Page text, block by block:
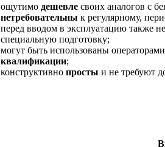
ощутимо дешевле своих аналогов с
нетребовательны к регулярному,
перед вводом в эксплуатацию также
специальную подготовку;
могут быть использованы операторами
квалификации;
конструктивно просты и не требуют